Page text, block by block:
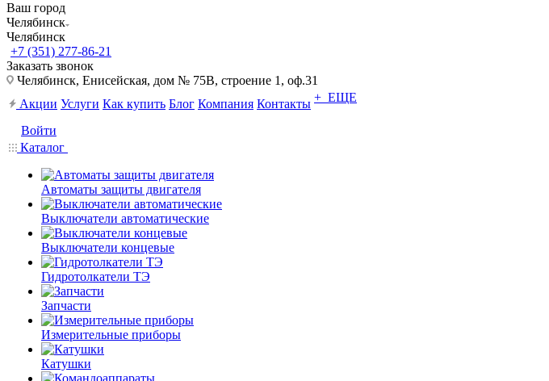
Ваш город
Челябинск
Челябинск
+7 (351) 277-86-21
Заказать звонок
Челябинск, Енисейская, дом № 75В, строение 1, оф.31
Акции Услуги Как купить Блог Компания Контакты + ЕЩЕ
Войти
Каталог
Автоматы защиты двигателя
Выключатели автоматические
Выключатели концевые
Гидротолкатели ТЭ
Запчасти
Измерительные приборы
Катушки